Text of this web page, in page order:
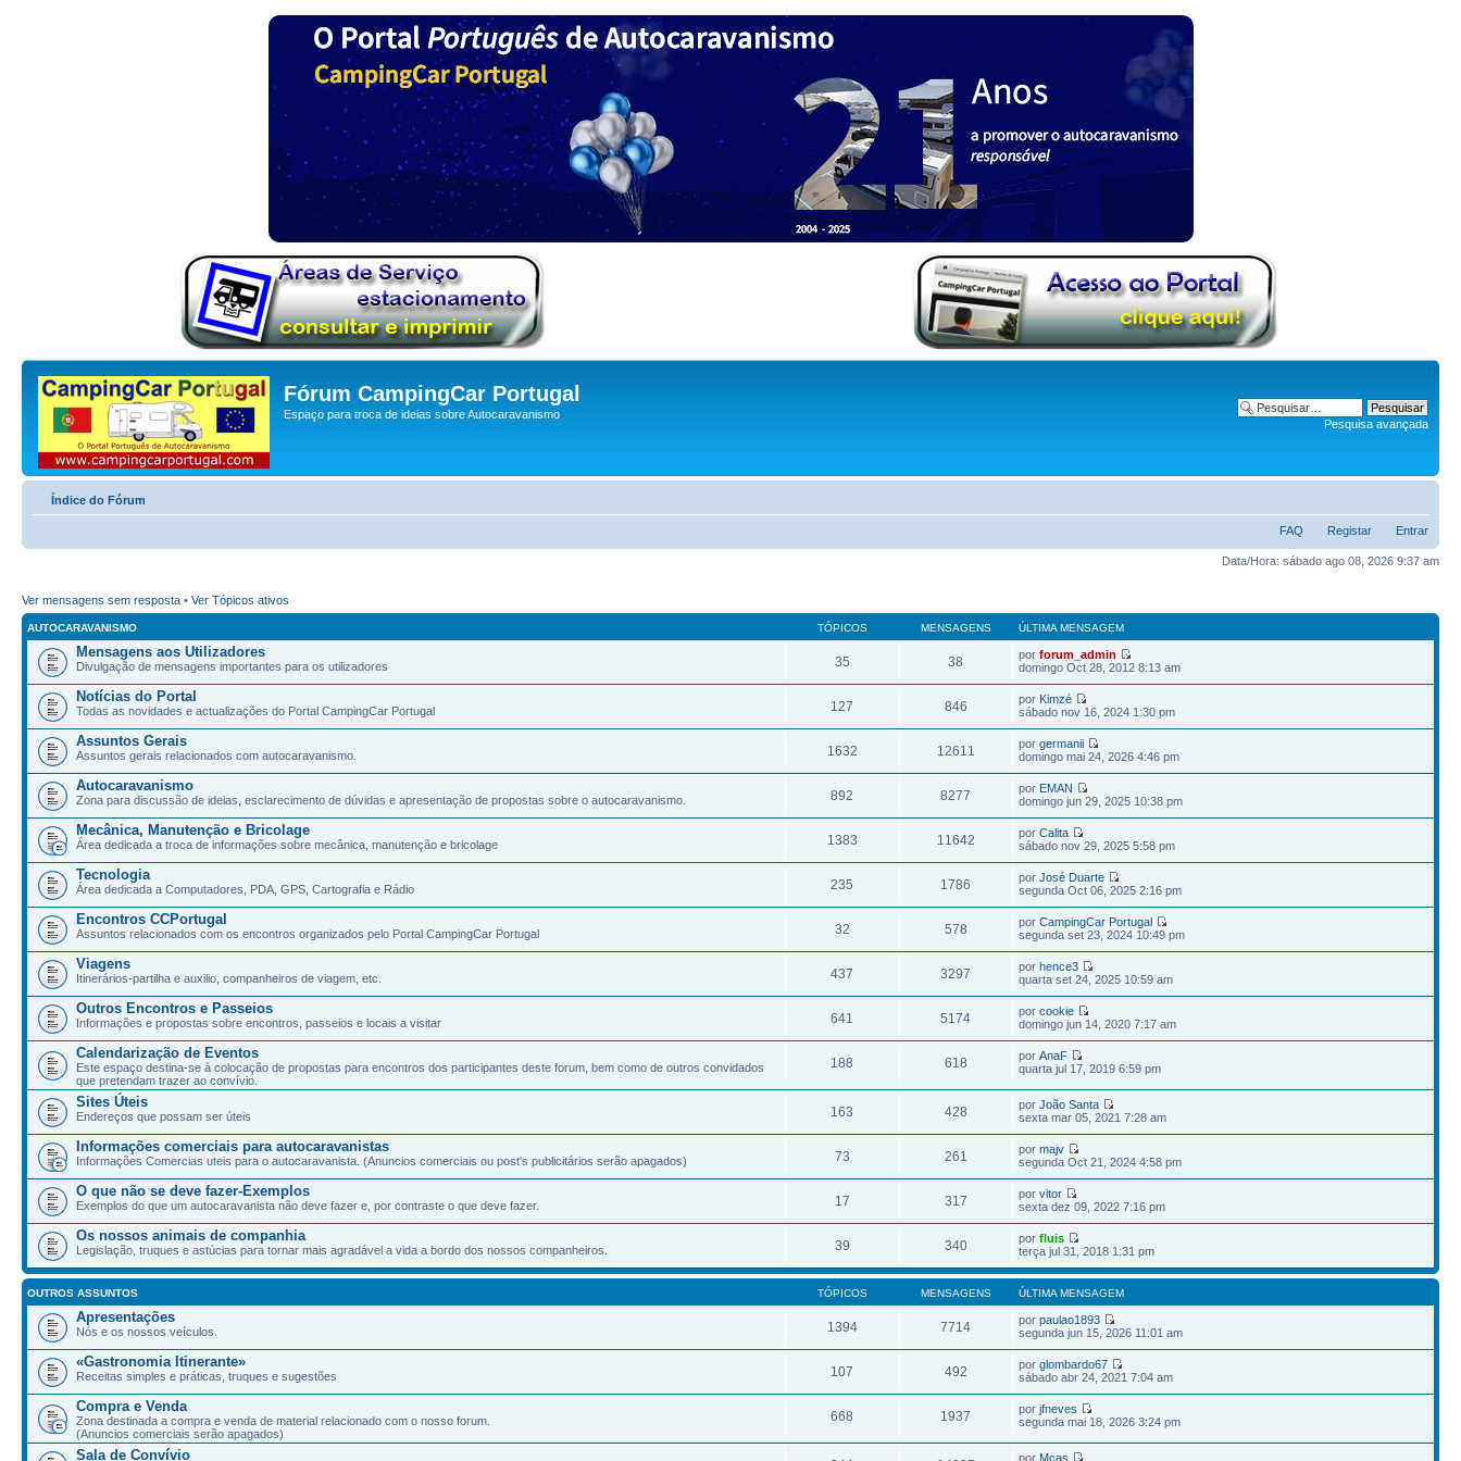
Fórum CampingCar Portugal
Espaço para troca de ideias sobre Autocaravanismo
Pesquisa avançada
Índice do Fórum
FAQ Registar Entrar
Data/Hora: sábado ago 08, 2026 9:37 am
Ver mensagens sem resposta • Ver Tópicos ativos
AUTOCARAVANISMO TÓPICOS MENSAGENS ÚLTIMA MENSAGEM
Mensagens aos Utilizadores
Divulgação de mensagens importantes para os utilizadores 35 38 porforum_admin
domingo Oct 28, 2012 8:13 am
Notícias do Portal
Todas as novidades e actualizações do Portal CampingCar Portugal 127 846 por Kimzé
sábado nov 16, 2024 1:30 pm
Assuntos Gerais
Assuntos gerais relacionados com autocaravanismo. 1632 12611 porgermanii
domingo mai 24, 2026 4:46 pm
Autocaravanismo
Zona para discussão de ideias, esclarecimento de dúvidas e apresentação de propostas sobre o autocaravanismo. 892 8277 por EMAN
domingo jun 29, 2025 10:38 pm
Mecânica, Manutenção e Bricolage
Área dedicada a troca de informações sobre mecânica, manutenção e bricolage 1383 11642 porCalita
sábado nov 29, 2025 5:58 pm
Tecnologia
Área dedicada a Computadores, PDA, GPS, Cartografia e Rádio 235 1786 porJosé Duarte
segunda Oct 06, 2025 2:16 pm
Encontros CCPortugal
Assuntos relacionados com os encontros organizados pelo Portal CampingCar Portugal 32 578 porCampingCar Portugal
segunda set 23, 2024 10:49 pm
Viagens
Itinerários-partilha e auxilio, companheiros de viagem, etc. 437 3297 porhence3
quarta set 24, 2025 10:59 am
Outros Encontros e Passeios
Informações e propostas sobre encontros, passeios e locais a visitar 641 5174 porcookie
domingo jun 14, 2020 7:17 am
Calendarização de Eventos
Este espaço destina-se à colocação de propostas para encontros dos participantes deste forum, bem como de outros convidados
que pretendam trazer ao convívio.
188 618 porAnaF
quarta jul 17, 2019 6:59 pm
Sites Úteis
Endereços que possam ser úteis 163 428 porJoão Santa
sexta mar 05, 2021 7:28 am
Informações comerciais para autocaravanistas
Informações Comercias uteis para o autocaravanista. (Anuncios comerciais ou post's publicitários serão apagados) 73 261 pormajv
segunda Oct 21, 2024 4:58 pm
O que não se deve fazer-Exemplos
Exemplos do que um autocaravanista não deve fazer e, por contraste o que deve fazer. 17 317 porvitor
sexta dez 09, 2022 7:16 pm
Os nossos animais de companhia
Legislação, truques e astúcias para tornar mais agradável a vida a bordo dos nossos companheiros. 39 340 porfluis
terça jul 31, 2018 1:31 pm
OUTROS ASSUNTOS TÓPICOS MENSAGENS ÚLTIMA MENSAGEM
Apresentações
Nós e os nossos veículos. 1394 7714 porpaulao1893
segunda jun 15, 2026 11:01 am
«Gastronomia Itinerante»
Receitas simples e práticas, truques e sugestões 107 492 porglombardo67
sábado abr 24, 2021 7:04 am
Compra e Venda
Zona destinada a compra e venda de material relacionado com o nosso forum.
(Anuncios comerciais serão apagados)
668 1937 porjfneves
segunda mai 18, 2026 3:24 pm
Sala de Convívio por Mcas